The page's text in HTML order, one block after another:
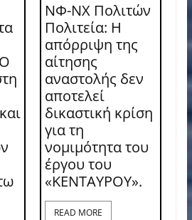
ΝΦ-ΝΧ Πολιτών
Πολιτεία: Η
απόρριψη της
αίτησης
αναστολής δεν
αποτελεί
δικαστική κρίση
για τη
νομιμότητα του
έργου του
«ΚΕΝΤΑΥΡΟΥ».
READ MORE